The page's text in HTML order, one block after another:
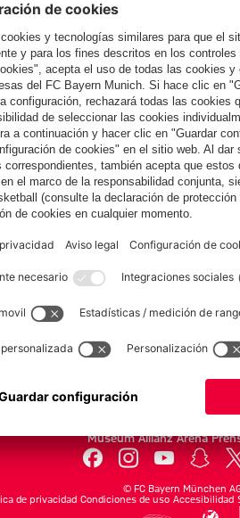
Colaborador
Museum Allianz Arena
© FC Bayern München
de privacidad Condiciones de uso Accesibilidad